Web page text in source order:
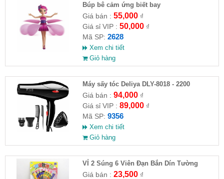
​Búp bê cảm ứng biết bay
Giá bán : 55,000₫
Giá sỉ VIP : 50,000₫
Mã SP: 2628
Xem chi tiết
Giỏ hàng
Máy sấy tóc Deliya DLY-8018 - 2200
Giá bán : 94,000₫
Giá sỉ VIP : 89,000₫
Mã SP: 9356
Xem chi tiết
Giỏ hàng
VỈ 2 Súng 6 Viên Đạn Bắn Dín Tường
Giá bán : 23,500₫